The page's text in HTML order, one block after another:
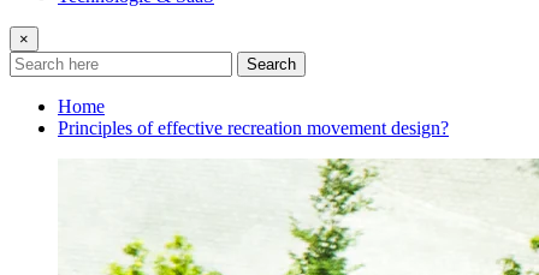
×
Search
Home
Principles of effective recreation movement design?